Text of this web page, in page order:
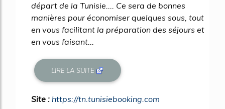
départ de la Tunisie.... Ce sera de bonnes
manières pour économiser quelques sous, tout
en vous facilitant la préparation des séjours et
en vous faisant...
LIRE LA SUITE
Site : https://tn.tunisiebooking.com